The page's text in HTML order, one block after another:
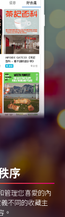
序
管理您喜愛的內
不同的收藏主
。